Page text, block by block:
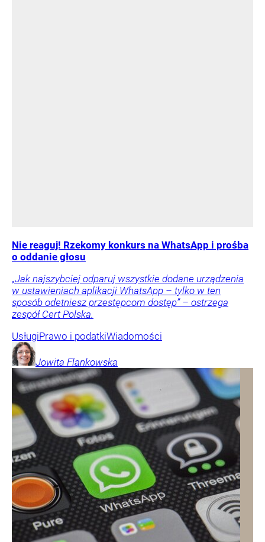
Nie reaguj! Rzekomy konkurs na WhatsApp i prośba
o oddanie głosu
„Jak najszybciej odparuj wszystkie dodane urządzenia
w ustawieniach aplikacji WhatsApp – tylko w ten
sposób odetniesz przestępcom dostęp” – ostrzega
zespół Cert Polska.
UsługiPrawo i podatkiWiadomości
Jowita Flankowska